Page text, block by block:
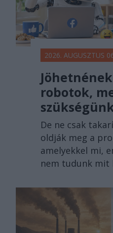
2026. AUGUSZTUS
robotok,
De ne csak
oldják meg a
amelyekkel mi,
nem tudunk mit